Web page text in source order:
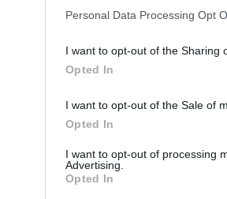
Personal Data Processing Opt
I want to opt-out of the Sharing
Opted In
I want to opt-out of the Sale of
Opted In
I want to opt-out of processing
Advertising.
Opted In
legnagyobb pénzintézete - 166,81
eredményt ért el az idei első fél évben,
némileg kisebb, 166,46 milliárd jüan
KEDVES OLVASÓNK!
regisztrációhoz kötött.